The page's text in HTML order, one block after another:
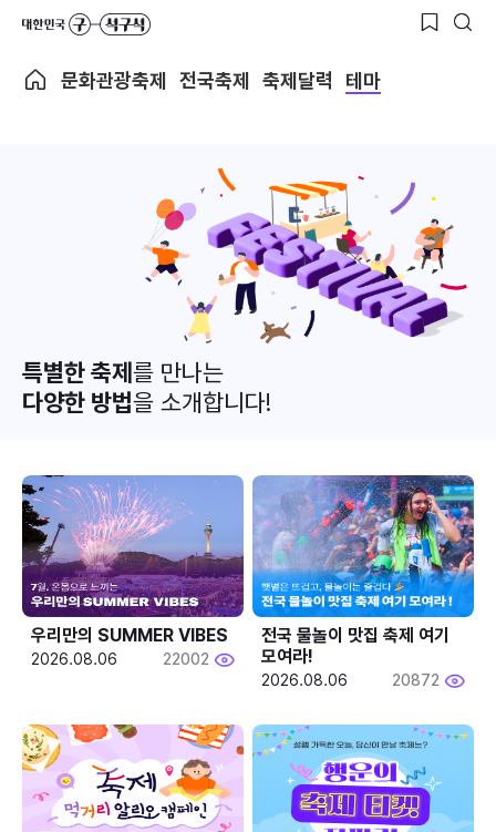
문화관광축제 전국축제 축제달력 테마
특별한 축제를 만나는
다양한 방법을 소개합니다!
우리만의 SUMMER VIBES
2026.08.06 22002
전국 물놀이 맛집 축제 여기
모여라!
2026.08.06 20872